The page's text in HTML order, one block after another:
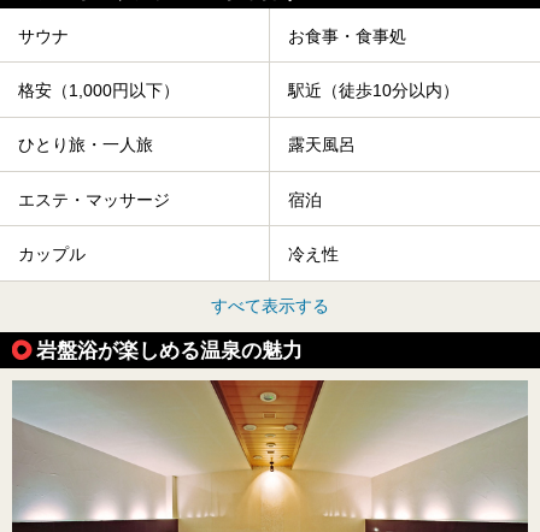
サウナ お食事・食事処
格安（1,000円以下） 駅近（徒歩10分以内）
ひとり旅・一人旅 露天風呂
エステ・マッサージ 宿泊
カップル 冷え性
すべて表示する
岩盤浴が楽しめる温泉の魅力